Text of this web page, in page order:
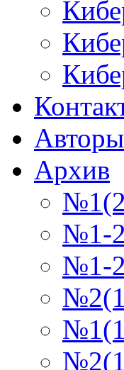
Авторы
Архив
№1-
№1-